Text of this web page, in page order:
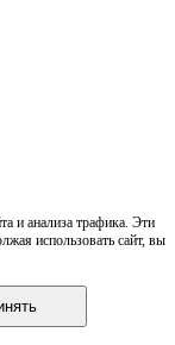
и анализа трафика. Эти
использовать сайт, вы